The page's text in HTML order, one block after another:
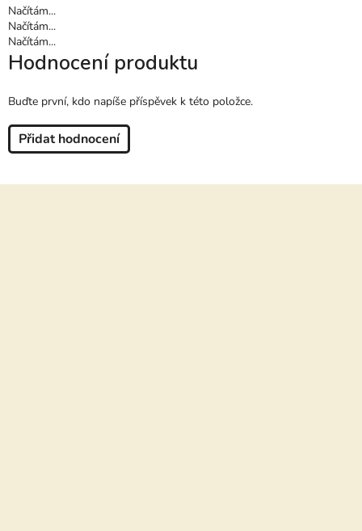
Načítám...
Načítám...
Načítám...
Hodnocení produktu
Buďte první, kdo napíše příspěvek k této položce.
Přidat hodnocení